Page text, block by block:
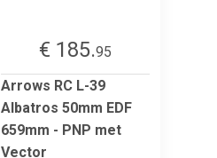
€ 185.95
Arrows RC L-39
Albatros 50mm EDF
659mm - PNP met
Vector